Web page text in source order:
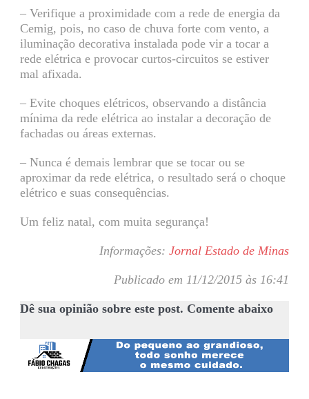
– Verifique a proximidade com a rede de energia da
Cemig, pois, no caso de chuva forte com vento, a
iluminação decorativa instalada pode vir a tocar a
rede elétrica e provocar curtos-circuitos se estiver
mal afixada.
– Evite choques elétricos, observando a distância
mínima da rede elétrica ao instalar a decoração de
fachadas ou áreas externas.
– Nunca é demais lembrar que se tocar ou se
aproximar da rede elétrica, o resultado será o choque
elétrico e suas consequências.
Um feliz natal, com muita segurança!
Informações:Jornal Estado de Minas
Publicado em 11/12/2015 às 16:41
Dê sua opinião sobre este post. Comente abaixo